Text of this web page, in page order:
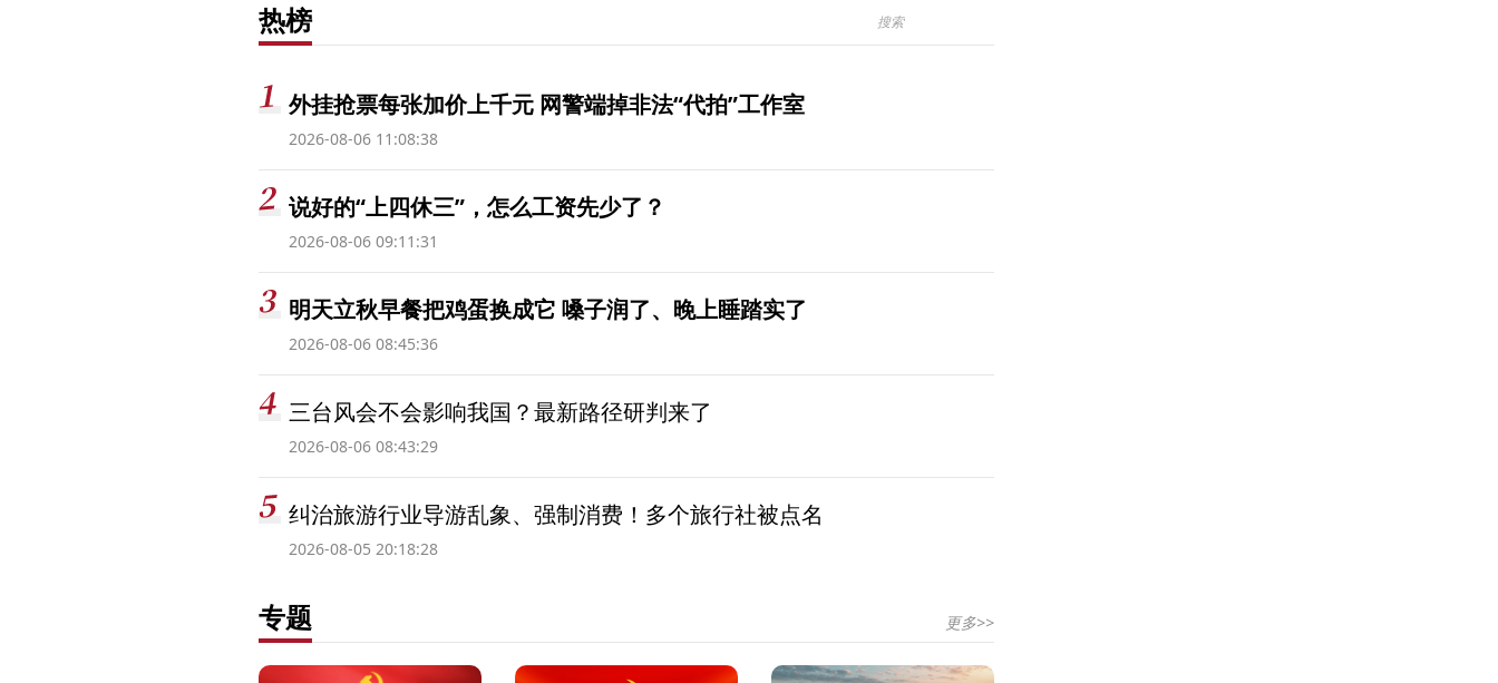
热榜
外挂抢票每张加价上千元 网警端掉非法“代拍”工作室
2026-08-06 11:08:38
说好的“上四休三”，怎么工资先少了？
2026-08-06 09:11:31
明天立秋早餐把鸡蛋换成它 嗓子润了、晚上睡踏实了
2026-08-06 08:45:36
三台风会不会影响我国？最新路径研判来了
2026-08-06 08:43:29
纠治旅游行业导游乱象、强制消费！多个旅行社被点名
2026-08-05 20:18:28
专题 更多>>